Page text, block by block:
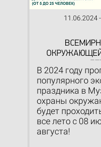
11.06.2024
В 2024 году
популярного
праздника в
охраны
будет
все лето с 08
августа!